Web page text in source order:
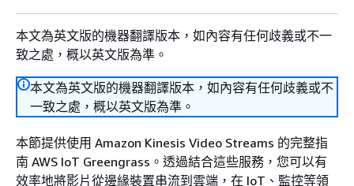
本文為英文版的機器翻譯版本，如內容有任何歧義或不一
致之處，概以英文版為準。
本文為英文版的機器翻譯版本，如內容有任何歧義或不
一致之處，概以英文版為準。
本節提供使用 Amazon Kinesis Video Streams 的完整指
南 AWS IoT Greengrass。透過結合這些服務，您可以有
效率地將影片從邊緣裝置串流到雲端，在 IoT、監控等領